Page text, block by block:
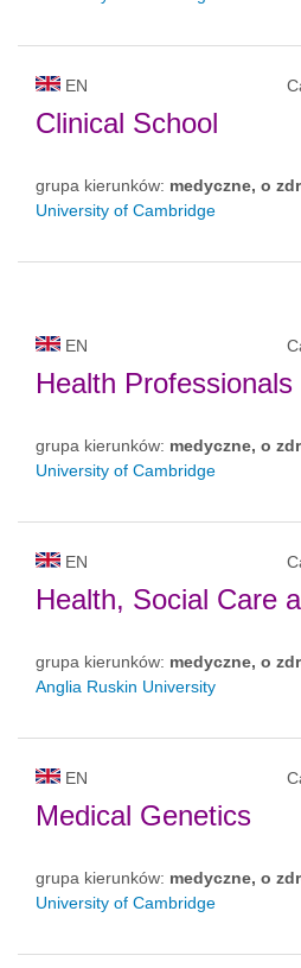
EN
Clinical School
grupa kierunków: medyczne, o
University of Cambridge
EN
Health Professionals
grupa kierunków: medyczne, o
University of Cambridge
EN
Health, Social Care
grupa kierunków: medyczne, o
Anglia Ruskin University
EN
Medical Genetics
grupa kierunków: medyczne, o
University of Cambridge